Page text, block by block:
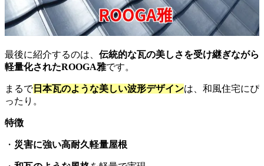
最後に紹介するのは、 伝統的な瓦の美しさを受け継ぎながら
軽量化されたROOGA雅です。
まるで 日本瓦のような美しい波形デザインは、和風住宅にぴ
ったり。
特徴
・ 災害に強い高耐久軽量屋根